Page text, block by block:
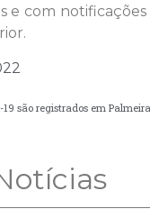
e com
19 são registrados em